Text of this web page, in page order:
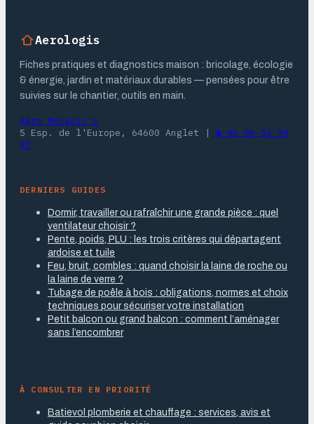
Aerologis
Fiches pratiques et diagnostics maison : bricolage, écologie
& énergie, jardin et matériaux durables — pensées pour être
suivies sur le chantier, outils en main.
Aéro Mécanic's
5 Esp. de l'Europe, 64600 Anglet | ☎ 06 06 55 90
97
DERNIERS GUIDES
Dormir, travailler ou rafraîchir une grande pièce : quel
ventilateur choisir ?
Pente, poids, PLU : les trois critères qui départagent
ardoise et tuile
Feu, bruit, combles : quand choisir la laine de roche ou
la laine de verre ?
Tubage de poêle à bois : obligations, normes et choix
techniques pour sécuriser votre installation
Petit balcon ou grand balcon : comment l’aménager
sans l’encombrer
À CONSULTER EN PRIORITÉ
Batievol plomberie et chauffage : services, avis et